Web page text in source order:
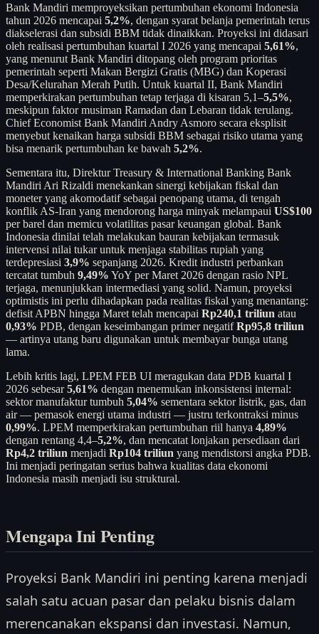
Bank Mandiri memproyeksikan pertumbuhan ekonomi Indonesia
tahun 2026 mencapai 5,2%, dengan syarat belanja pemerintah terus
diakselerasi dan subsidi BBM tidak dinaikkan. Proyeksi ini didasari
oleh realisasi pertumbuhan kuartal I 2026 yang mencapai 5,61%,
yang menurut Bank Mandiri ditopang oleh program prioritas
pemerintah seperti Makan Bergizi Gratis (MBG) dan Koperasi
Desa/Kelurahan Merah Putih. Untuk kuartal II, Bank Mandiri
memperkirakan pertumbuhan tetap terjaga di kisaran 5,1–5,5%,
meskipun faktor musiman Ramadan dan Lebaran tidak terulang.
Chief Economist Bank Mandiri Andry Asmoro secara eksplisit
menyebut kenaikan harga subsidi BBM sebagai risiko utama yang
bisa menarik pertumbuhan ke bawah 5,2%.
Sementara itu, Direktur Treasury & International Banking Bank
Mandiri Ari Rizaldi menekankan sinergi kebijakan fiskal dan
moneter yang akomodatif sebagai penopang utama, di tengah
konflik AS-Iran yang mendorong harga minyak melampaui US$100
per barel dan memicu volatilitas pasar keuangan global. Bank
Indonesia dinilai telah melakukan bauran kebijakan termasuk
intervensi nilai tukar untuk menjaga stabilitas rupiah yang
terdepresiasi 3,9% sepanjang 2026. Kredit industri perbankan
tercatat tumbuh 9,49% YoY per Maret 2026 dengan rasio NPL
terjaga, menunjukkan intermediasi yang solid. Namun, proyeksi
optimistis ini perlu dihadapkan pada realitas fiskal yang menantang:
defisit APBN hingga Maret telah mencapai Rp240,1 triliun atau
0,93% PDB, dengan keseimbangan primer negatifRp95,8 triliun
— artinya utang baru digunakan untuk membayar bunga utang
lama.
Lebih kritis lagi, LPEM FEB UI meragukan data PDB kuartal I
2026 sebesar5,61% dengan menemukan inkonsistensi internal:
sektor manufaktur tumbuh 5,04% sementara sektor listrik, gas, dan
air — pemasok energi utama industri — justru terkontraksi minus
0,99%. LPEM memperkirakan pertumbuhan riil hanya 4,89%
dengan rentang 4,4–5,2%, dan mencatat lonjakan persediaan dari
Rp4,2 triliun menjadi Rp104 triliun yang mendistorsi angka PDB.
Ini menjadi peringatan serius bahwa kualitas data ekonomi
Indonesia masih menjadi isu struktural.
Mengapa Ini Penting
Proyeksi Bank Mandiri ini penting karena menjadi
salah satu acuan pasar dan pelaku bisnis dalam
merencanakan ekspansi dan investasi. Namun,